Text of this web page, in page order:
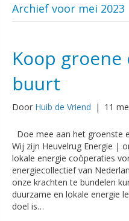
Archief voor mei 2023
Koop
buurt
Door Huib de Vriend | 11
Doe mee aan het groenste
Wij zijn Heuvelrug Energie |
lokale energie coöperaties
energiecollectief van
onze krachten te bundelen
duurzame en lokale energie
doel is…